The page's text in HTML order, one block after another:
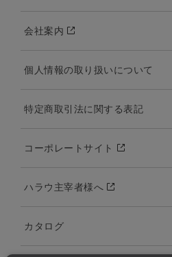
会社案内
個人情報の取り扱いについて
特定商取引法に関する表記
コーポレートサイト
ハラウ主宰者様へ
カタログ